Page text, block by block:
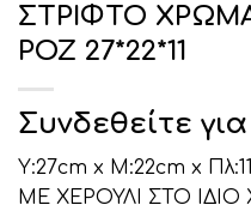
ΣΤΡΙΦΤΟ
ΡΟΖ 27*22*11
Συνδεθείτε
Υ:27cm x Μ:22cm x
ΜΕ ΧΕΡΟΥΛΙ ΣΤΟ